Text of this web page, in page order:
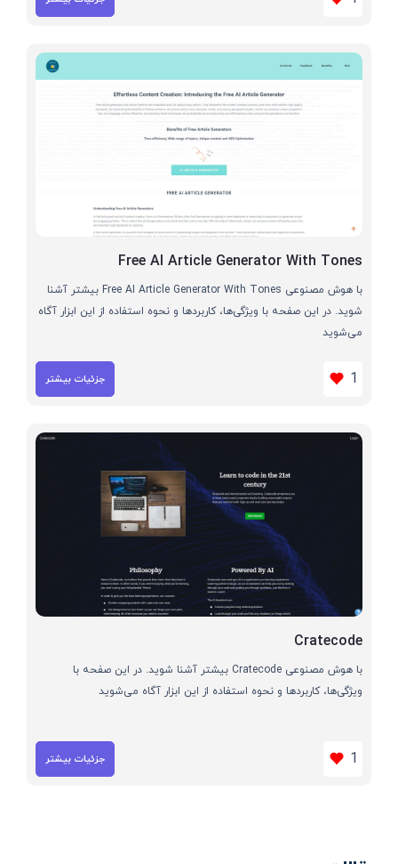
Free AI Article Generator With Tones
با هوش مصنوعی Free AI Article Generator With Tones بیشتر آشنا
شوید. در این صفحه با ویژگی‌ها، کاربردها و نحوه استفاده از این ابزار آگاه
می‌شوید
1 جزئیات بیشتر
Cratecode
با هوش مصنوعی Cratecode بیشتر آشنا شوید. در این صفحه با
ویژگی‌ها، کاربردها و نحوه استفاده از این ابزار آگاه می‌شوید
1 جزئیات بیشتر